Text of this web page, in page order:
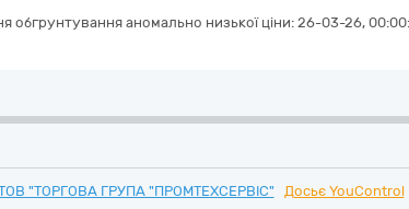
обгрунтування аномально низької ціни: 26-03-26,
"ТОРГОВА ГРУПА "ПРОМТЕХСЕРВІС"
Досьє YouControl